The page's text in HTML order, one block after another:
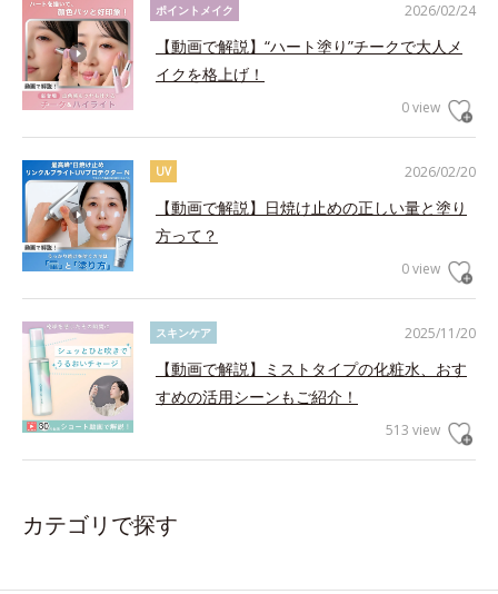
2026/02/24
ポイントメイク
【動画で解説】“ハート塗り”チークで大人メ
イクを格上げ！
0 view
2026/02/20
UV
【動画で解説】日焼け止めの正しい量と塗り
方って？
0 view
2025/11/20
スキンケア
【動画で解説】ミストタイプの化粧水、おす
すめの活用シーンもご紹介！
513 view
カテゴリで探す